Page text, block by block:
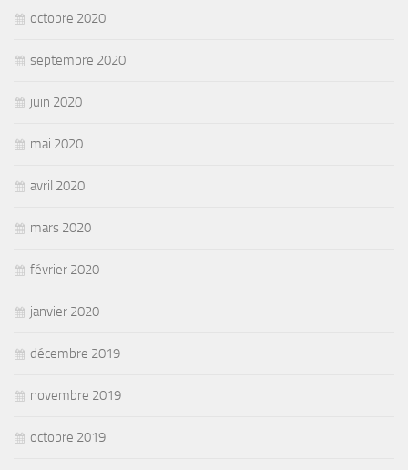
octobre 2020
septembre 2020
juin 2020
mai 2020
avril 2020
mars 2020
février 2020
janvier 2020
décembre 2019
novembre 2019
octobre 2019